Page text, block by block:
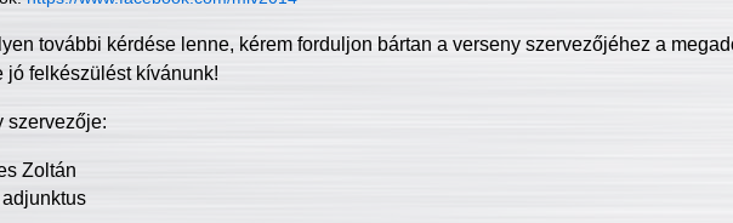
további kérdése lenne, kérem forduljon bártan a verseny szervezőjéhez a
jó felkészülést kívánunk!
szervezője:
Zoltán